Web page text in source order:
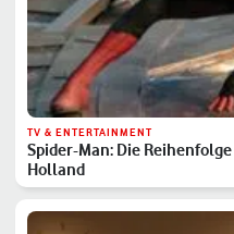
TV & ENTERTAINMENT
Spider-Man: Die
Holland